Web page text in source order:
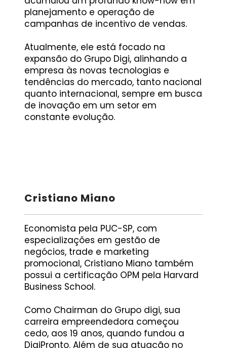
planejamento e operação de
campanhas de incentivo de vendas.​
Atualmente, ele está focado na
expansão do Grupo Digi, alinhando a
empresa às novas tecnologias e
tendências do mercado, tanto nacional
quanto internacional, sempre em busca
de inovação em um setor em
constante evolução.
Cristiano Miano
Economista pela PUC-SP, com
especializações em gestão de
negócios, trade e marketing
promocional, Cristiano Miano também
possui a certificação OPM pela Harvard
Business School.​
Como Chairman do Grupo digi, sua
carreira empreendedora começou
cedo, aos 19 anos, quando fundou a
DigiPronto. Além de sua atuação no